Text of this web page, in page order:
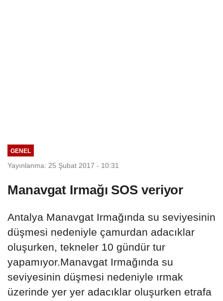
GENEL
Yayınlanma: 25 Şubat 2017 - 10:31
Manavgat Irmağı SOS veriyor
Antalya Manavgat Irmağında su seviyesinin
düşmesi nedeniyle çamurdan adacıklar
oluşurken, tekneler 10 gündür tur
yapamıyor.Manavgat Irmağında su
seviyesinin düşmesi nedeniyle ırmak
üzerinde yer yer adacıklar oluşurken etrafa